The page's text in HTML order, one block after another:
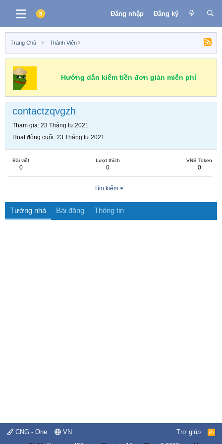
Đăng nhập Đăng ký
Trang Chủ Thành Viên
Hướng dẫn kiếm tiền đơn giản miễn phí
contactzqvgzh
Tham gia 23 Tháng tư 2021
Hoạt động cuối 23 Tháng tư 2021
Bài viết
0
Lượt thích
0
VNB Token
0
Tìm kiếm
Tường nhà Bài đăng Thông tin
CNG - One VN Trợ giúp
R